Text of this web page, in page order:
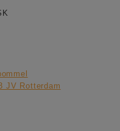
JV Rotterdam